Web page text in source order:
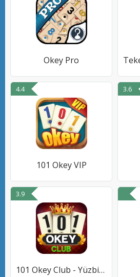
Okey Pro
4.4
101 Okey VIP
3.6
3.9
101 Okey Club - Yüzbir Online